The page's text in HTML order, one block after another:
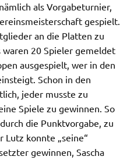
als Vorgabeturnier,
gespielt.
an die Platten zu
20 Spieler gemeldet
ausgespielt, wer in den
Schon in den
jeder musste zu
Spiele zu gewinnen. So
die Punktvorgabe, zu
Lutz konnte „seine“
gewinnen, Sascha